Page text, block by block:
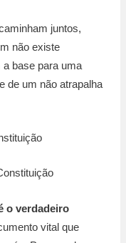
juntos,
não existe
base para uma
de um não atrapalha
o verdadeiro
vital que